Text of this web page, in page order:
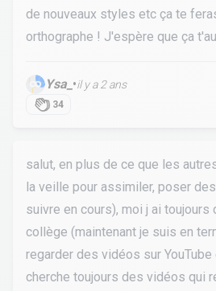
de nouveaux styles etc ça te
orthographe ! J'espère que ça
Ysa_ •il y a 2 ans
34
salut, en plus de ce que les
la veille pour assimiler, poser
suivre en cours), moi j ai toujours
collège (maintenant je suis en
regarder des vidéos sur
cherche toujours des vidéos qui